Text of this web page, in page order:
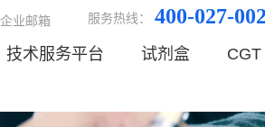
企业邮箱 服务热线： 400-027-
技术服务平台 试剂盒 CGT